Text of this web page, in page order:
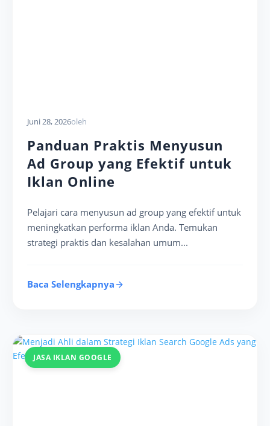
Juni 28, 2026oleh
Panduan Praktis Menyusun
Ad Group yang Efektif untuk
Iklan Online
Pelajari cara menyusun ad group yang efektif untuk
meningkatkan performa iklan Anda. Temukan
strategi praktis dan kesalahan umum...
Baca Selengkapnya
JASA IKLAN GOOGLE